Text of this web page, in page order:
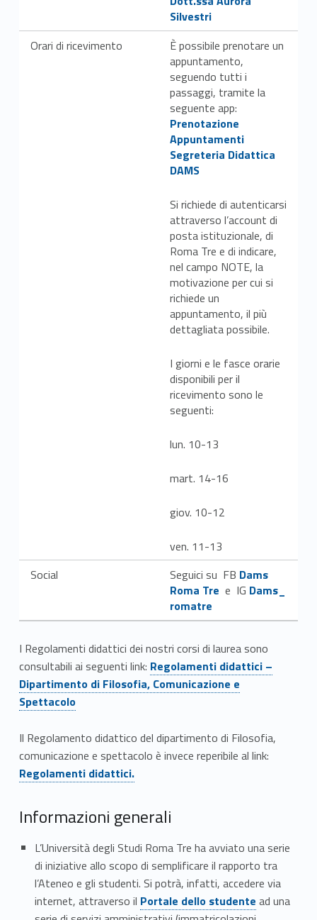
Silvestri
Orari di ricevimento
È possibile prenotare un
appuntamento,
seguendo tutti i
passaggi, tramite la
seguente app: Link identifier #identifier__19339-46
Prenotazione
Appuntamenti
Segreteria Didattica
DAMS
Link identifier #identifier__168048-
Si richiede di autenticarsi
attraverso l’account di
posta istituzionale, di
Roma Tre e di indicare,
nel campo NOTE, la
motivazione per cui si
richiede un
appuntamento, il più
dettagliata possibile.
I giorni e le fasce orarie
disponibili per il
ricevimento sono le
seguenti:
lun. 10-13
mart. 14-16
giov. 10-12
ven. 11-13
Social
Seguici su FB Link identifier #identifier__179958-47
Dams
Roma Tre e IG Link identifier #identifier__160039-48
Dams_
romatre
I Regolamenti didattici dei nostri corsi di laurea sono
consultabili ai seguenti link: Link identifier #identifier__165380-49
Regolamenti didattici –
Dipartimento di Filosofia, Comunicazione e
Spettacolo
Il Regolamento didattico del dipartimento di Filosofia,
comunicazione e spettacolo è invece reperibile al link: Link identifier #identifier__20030-50
Regolamenti didattici.
Informazioni generali
L’Università degli Studi Roma Tre ha avviato una serie
di iniziative allo scopo di semplificare il rapporto tra
l’Ateneo e gli studenti. Si potrà, infatti, accedere via
internet, attraverso il Link identifier #identifier__31054-51
Portale dello studente ad una